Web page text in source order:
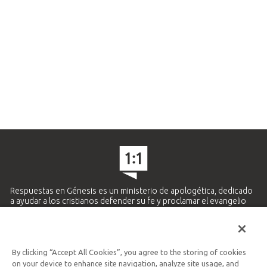
Respuestas en Génesis es un ministerio de apologética, dedicado
a ayudar a los cristianos defender su fe y proclamar el evangelio
Ministerio Hispano y Latinoamericano
By clicking “Accept All Cookies”, you agree to the storing of cookies
on your device to enhance site navigation, analyze site usage, and